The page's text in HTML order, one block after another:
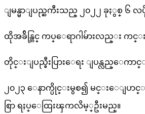
ျမန္မာျပည္ႀကီးသည္ ၂၀၂၂ ခုႏွစ္ ၆ လ
ထိုအခ်ိန္တြင္ ကပ္ေရာဂါမ်ားလည္း ကင္
တိုင္းျပည္စီးပြားေရး ျပန္လည္ေကာင္
၂၀၂၃ ေနာက္ပိုင္းမွစ၍ မင္းေျ
စြာ ရႈပ္ေထြးၾကလိမ့္ဦးမည္။